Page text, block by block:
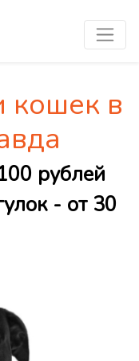
кошек в
рублей
- от 30